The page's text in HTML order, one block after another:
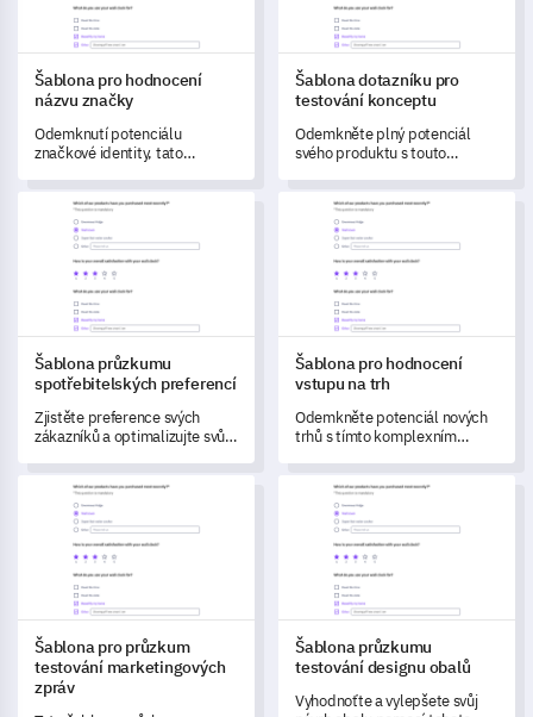
Šablona pro hodnocení
názvu značky
Odemknutí potenciálu
značkové identity, tato
komplexní zpětnou vazbu od
zákazníků na váš název značky,
což vám pomůže posoudit jeho
tržní relevanci a pochopit
emoce, které vyvolává.
Šablona dotazníku pro
testování konceptu
Odemkněte plný potenciál
svého produktu s touto
testování konceptu.
Šablona průzkumu spotřebitelských preferencí
Šablona průzkumu
spotřebitelských preferencí
Zjistěte preference svých
zákazníků a optimalizujte svůj
komplexní šablony průzkumu.
Šablona pro hodnocení
Šablona pro hodnocení
vstupu na trh
Odemkněte potenciál nových
trhů s tímto komplexním
vstupu na trh, který je navržen
tak, aby identifikoval
příležitosti, výzvy a mapoval
strategie.
Šablona pro průzkum testování marketingových zpráv
Šablona pro průzkum
testování marketingových
zpráv
Šablona průzkumu testování
Šablona průzkumu
testování designu obalů
Vyhodnoťte a vylepšete svůj